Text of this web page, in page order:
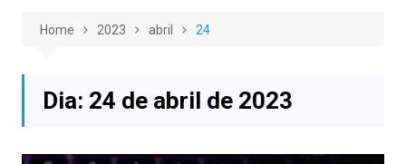
Home 2023 abril 24
Dia: 24 de abril de 2023